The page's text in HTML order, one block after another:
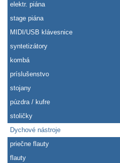
elektr. piána
stage piána
MIDI/USB klávesnice
syntetizátory
kombá
príslušenstvo
stojany
púzdra / kufre
stoličky
Dychové nástroje
priečne flauty
flauty